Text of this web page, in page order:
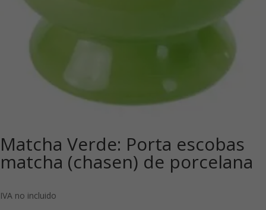
Matcha Verde: Porta escobas
matcha (chasen) de porcelana
IVA no incluido